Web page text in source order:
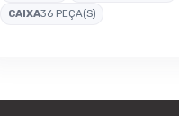
CAIXA36 PEÇA(S)